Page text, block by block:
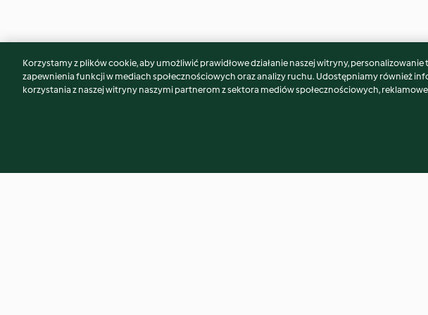
Może spodoba Ci się również...
Korzystamy z plików cookie, aby umożliwić prawidłowe działanie naszej witryny, personalizowanie
zapewnienia funkcji w mediach społecznościowych oraz analizy ruchu. Udostępniamy również
korzystania z naszej witryny naszymi partnerom z sektora mediów społecznościowych,